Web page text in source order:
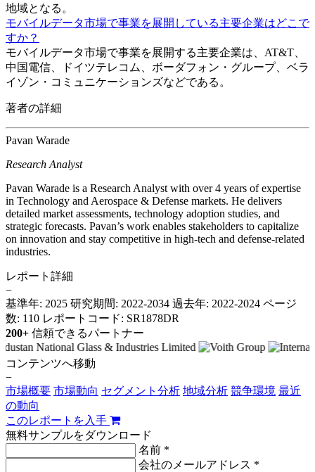
地域となる。
モバイルデータ市場で事業を展開している主要企業はどこで
すか？
モバイルデータ市場で事業を展開する主要企業は、AT&T、
中国電信、ドイツテレコム、ボーダフォン・グループ、ベラ
イゾン・コミュニケーションズなどである。
著者の詳細
Pavan Warade
Research Analyst
Pavan Warade is a Research Analyst with over 4 years of expertise
in Technology and Aerospace & Defense markets. He delivers
detailed market assessments, technology adoption studies, and
strategic forecasts. Pavan’s work enables stakeholders to capitalize
on innovation and stay competitive in high-tech and defense-related
industries.
レポート詳細
−
基準年: 2025 研究期間: 2022-2034 過去年: 2022-2024 ページ
数: 110 レポートコード: SR1878DR
200+ 信頼できるパートナー
コンテンツへ移動
−
市場概要 市場動向 セグメント分析 地域分析 競争環境 最近
の動向
このレポートを入手
無料サンプルをダウンロード
名前 *
会社のメールアドレス *